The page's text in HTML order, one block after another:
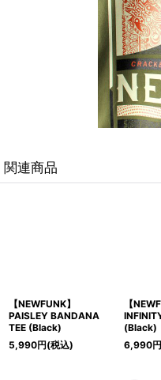
関連商品
】LIQUOR
TEE
込)
【NEWFUNK × LIBE
BRABD】KIRIN BIG
LOGO TEE (White)